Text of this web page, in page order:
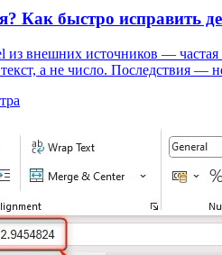
Как быстро исправить
внешних источников — частая
а не число. Последствия —